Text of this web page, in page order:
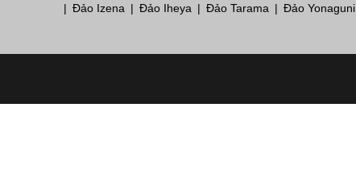
Đảo Izena Đảo Iheya Đảo Tarama Đảo Yonaguni